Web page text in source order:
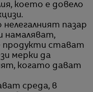
което е довело
нелегалният пазар
намаляват,
продукти стават
мерки да
когато дават
среда, в